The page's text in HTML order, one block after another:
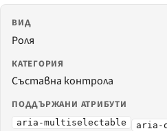
ВИД
Роля
КАТЕГОРИЯ
Съставна контрола
ПОДДЪРЖАНИ АТРИБУТИ
aria-multiselectable aria-